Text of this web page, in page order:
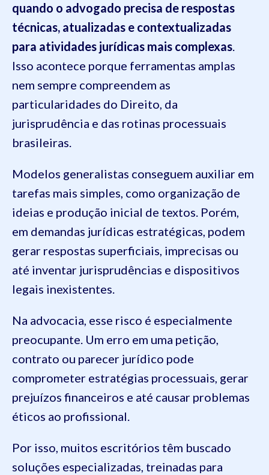
quando o advogado precisa de respostas
técnicas, atualizadas e contextualizadas
para atividades jurídicas mais complexas.
Isso acontece porque ferramentas amplas
nem sempre compreendem as
particularidades do Direito, da
jurisprudência e das rotinas processuais
brasileiras.
Modelos generalistas conseguem auxiliar em
tarefas mais simples, como organização de
ideias e produção inicial de textos. Porém,
em demandas jurídicas estratégicas, podem
gerar respostas superficiais, imprecisas ou
até inventar jurisprudências e dispositivos
legais inexistentes.
Na advocacia, esse risco é especialmente
preocupante. Um erro em uma petição,
contrato ou parecer jurídico pode
comprometer estratégias processuais, gerar
prejuízos financeiros e até causar problemas
éticos ao profissional.
Por isso, muitos escritórios têm buscado
soluções especializadas, treinadas para